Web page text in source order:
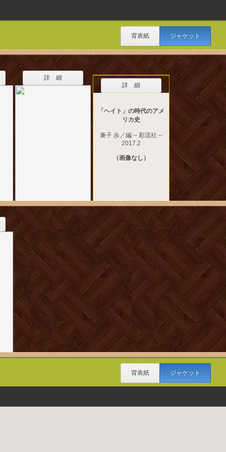
背表紙 ジャケット
詳 細
詳 細
「ヘイト」の時代のアメ
リカ史
兼子 歩／編 -- 彩流社 --
2017.2
（画像なし）
背表紙 ジャケット